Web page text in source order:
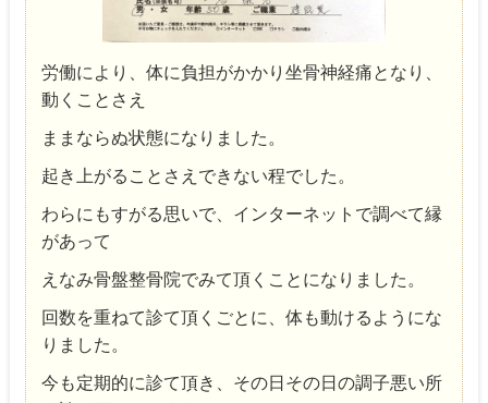
労働により、体に負担がかかり坐骨神経痛となり、
動くことさえ
ままならぬ状態になりました。
起き上がることさえできない程でした。
わらにもすがる思いで、インターネットで調べて縁
があって
えなみ骨盤整骨院でみて頂くことになりました。
回数を重ねて診て頂くごとに、体も動けるようにな
りました。
今も定期的に診て頂き、その日その日の調子悪い所